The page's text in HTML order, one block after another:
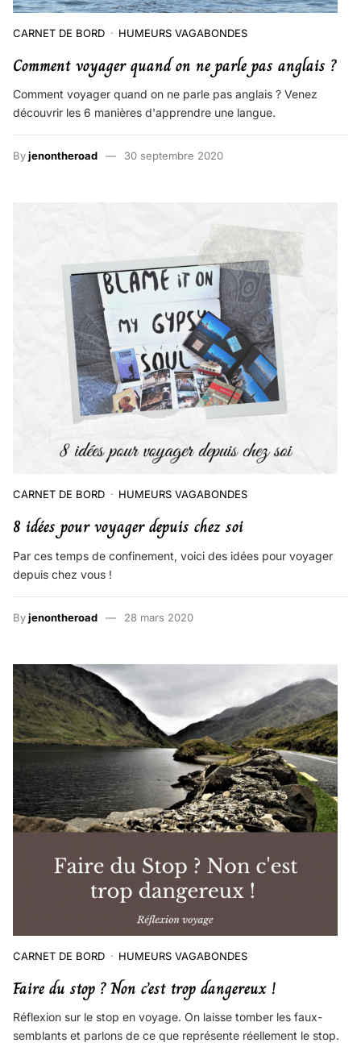
CARNET DE BORD HUMEURS VAGABONDES
Comment voyager quand on ne parle pas anglais ?
Comment voyager quand on ne parle pas anglais ? Venez
découvrir les 6 manières d'apprendre une langue.
Byjenontheroad 30 septembre 2020
CARNET DE BORD HUMEURS VAGABONDES
8 idées pour voyager depuis chez soi
Par ces temps de confinement, voici des idées pour voyager
depuis chez vous !
Byjenontheroad 28 mars 2020
CARNET DE BORD HUMEURS VAGABONDES
Faire du stop ? Non c’est trop dangereux !
Réflexion sur le stop en voyage. On laisse tomber les faux-
semblants et parlons de ce que représente réellement le stop.